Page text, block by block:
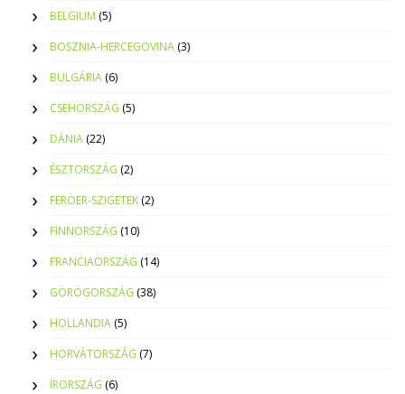
BELGIUM (5)
BOSZNIA-HERCEGOVINA (3)
BULGÁRIA (6)
CSEHORSZÁG (5)
DÁNIA (22)
ÉSZTORSZÁG (2)
FERÖER-SZIGETEK (2)
FINNORSZÁG (10)
FRANCIAORSZÁG (14)
GÖRÖGORSZÁG (38)
HOLLANDIA (5)
HORVÁTORSZÁG (7)
ÍRORSZÁG (6)